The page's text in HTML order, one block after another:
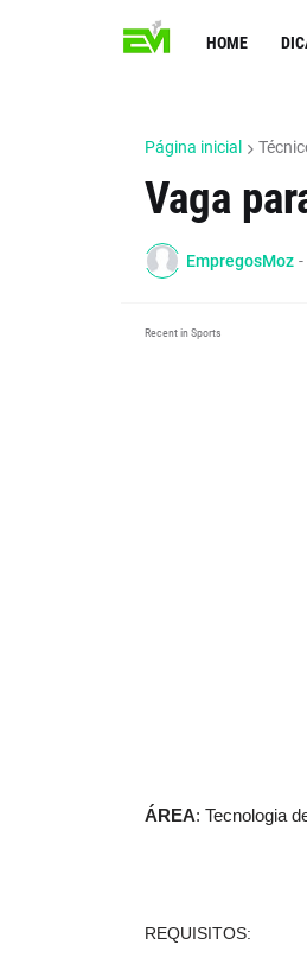
HOME
Página inicial
Vaga
EmpregosMoz -
Recent in Sports
ÁREA: Tecnologia
REQUISITOS: